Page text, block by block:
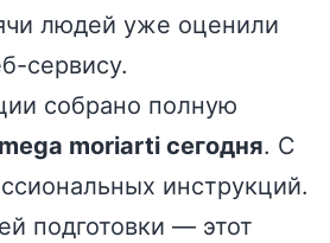
людей уже оценили
сервису.
собрано полную
mega moriarti сегодня. С
инструкций.
подготовки — этот